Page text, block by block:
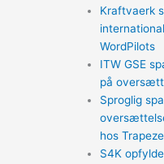
Kraftvaerk
WordPilots
ITW GSE
på
Sproglig
hos Trapeze
S4K